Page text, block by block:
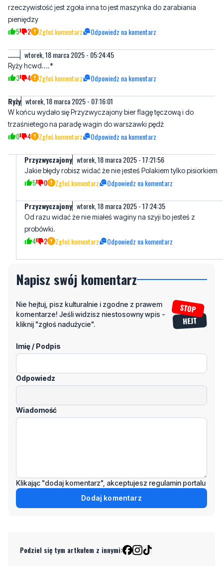
Tymczasem
Wysokie mandaty miały zapewnić bezpieczeństwo na drogach a
pieniędzy
5 2 Zgłoś komentarz
Ryży hcwd....*
3 4 Zgłoś komentarz Odpowiedz na komentarz
Ryży wtorek, 18 marca 2025 - 07:16:01
trzaśnietego na paradę wagin do warszawki pędź
4 Zgłoś komentarz Odpowiedz na komentarz
Jakie błędy robisz widać że nie jesteś Polakiem tylko pisiorkiem
5 0 Zgłoś komentarz Odpowiedz na komentarz
Przyzwyczajony wtorek, 18 marca 2025 - 17:24:35
4 2 Zgłoś komentarz Odpowiedz na komentarz
Napisz swój komentarz
komentarze! Jeśli widzisz niestosowny wpis -
Imię / Podpis
Odpowiedz